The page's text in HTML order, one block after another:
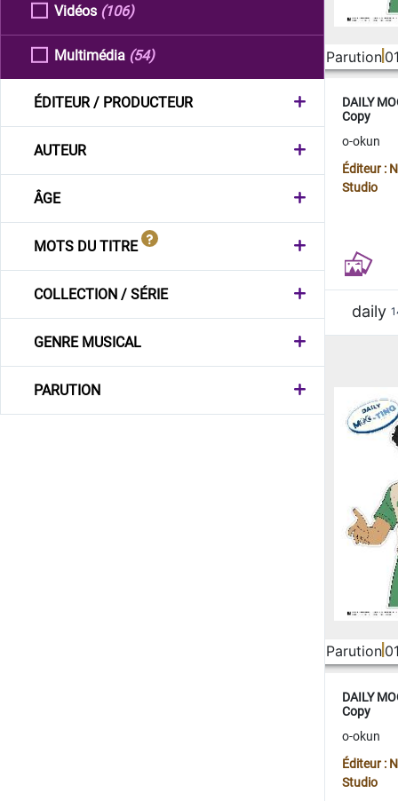
Vidéos (106)
Multimédia (54)
ÉDITEUR / PRODUCTEUR
AUTEUR
ÂGE
MOTS DU TITRE
COLLECTION / SÉRIE
GENRE MUSICAL
PARUTION
Parution
DAILY
Copy
o-okun
Éditeur :
Studio
daily
Parution
DAILY
Copy
o-okun
Éditeur :
Studio